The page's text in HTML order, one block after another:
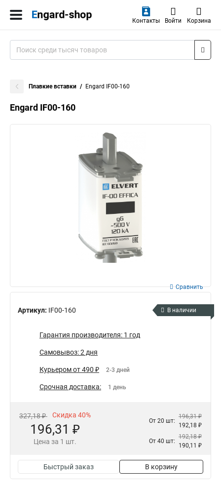
Контакты Войти Корзина
Плавкие вставки Engard IF00-160
Engard IF00-160
Артикул: IF00-160
Сравнить
В наличии
Гарантия производителя: 1 год
Самовывоз: 2 дня
Курьером от 490 ₽ 2-3 дней
Срочная доставка: 1 день
327,18 ₽ Скидка 40%
196,31 ₽
Цена за 1 шт.
От 20 шт:
196,31 ₽
192,18 ₽
От 40 шт:
192,18 ₽
190,11 ₽
Быстрый заказ В корзину